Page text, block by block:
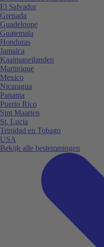
El Salvador
Grenada
Guadeloupe
Guatemala
Honduras
Jamaica
Kaaimaneilanden
Martinique
Mexico
Nicaragua
Panama
Puerto Rico
Sint Maarten
St. Lucia
Trinidad en Tobago
USA
Bekijk alle bestemmingen